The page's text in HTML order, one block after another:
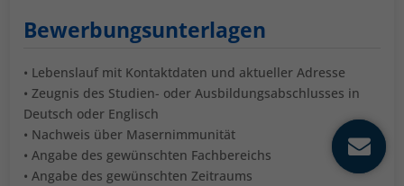
Bewerbungsunterlagen
• Lebenslauf mit Kontaktdaten und aktueller Adresse
• Zeugnis des Studien- oder Ausbildungsabschlusses in
Deutsch oder Englisch
• Nachweis über Masernimmunität
• Angabe des gewünschten Fachbereichs
• Angabe des gewünschten Zeitraums